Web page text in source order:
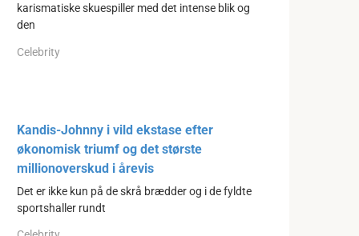
karismatiske skuespiller med det intense blik og
den
Celebrity
Kandis-Johnny i vild ekstase efter
økonomisk triumf og det største
millionoverskud i årevis
Det er ikke kun på de skrå brædder og i de fyldte
sportshaller rundt